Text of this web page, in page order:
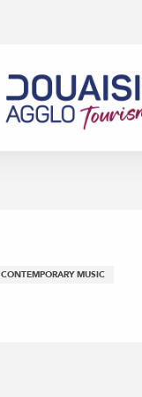
CONTEMPORARY MUSIC